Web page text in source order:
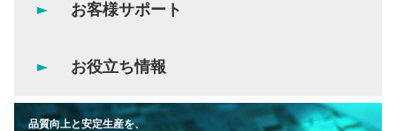
お客様サポート
お役立ち情報
品質向上と安定生産を、